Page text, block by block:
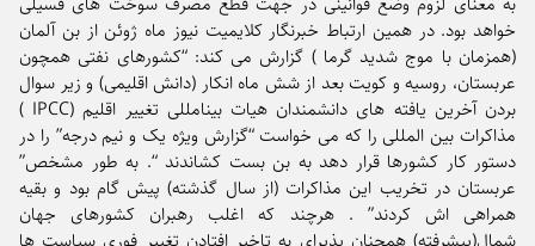
خواهد بود. در همین ارتباط خبرنگار کلایمیت نیوز ماه ژوئن از بن آلمان
(همزمان با موج شدید گرما ) گزارش می کند: “کشورهای نفتی همچون
عربستان، روسیه و کویت بعد از شش ماه انکار (دانش اقلیمی) و زیر سوال
بردن آخرین یافته های دانشمندان هیات بینامللی تغییر اقلیم (IPCC )
مذاکرات بین المللی را که می خواست “گزارش ویژه یک و نیم درجه” را در
دستور کار کشورها قرار دهد به بن بست کشاندند “. به طور مشخص”
عربستان در تخریب این مذاکرات (از سال گذشته) پیش گام بود و بقیه
همراهی اش کردند” . هرچند که اغلب رهبران کشورهای جهان